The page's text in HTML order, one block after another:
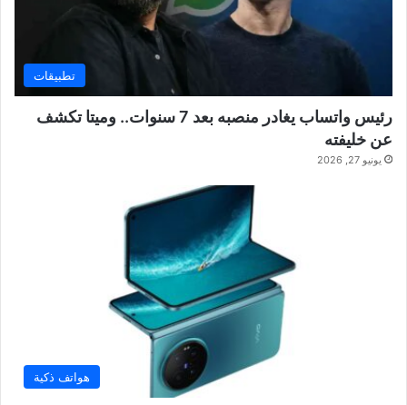
تطبيقات
رئيس واتساب يغادر منصبه بعد 7 سنوات.. وميتا تكشف
عن خليفته
يونيو 27, 2026
هواتف ذكية